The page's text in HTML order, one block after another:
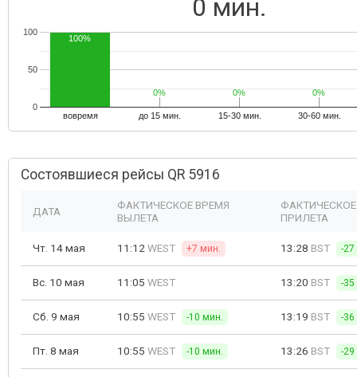
0 мин.
вовремя до 15 мин. 15-30 мин. 30-60 мин.
0
50
100
100%
0%
0% 0%
0% 0%
0%
Состоявшиеся рейсы QR 5916
ДАТА
ФАКТИЧЕСКОЕ ВРЕМЯ
ВЫЛЕТА
ПРИЛЕТА
Чт. 14 мая 11:12 WEST +7 мин. 13:28 BST -
Вс. 10 мая 11:05 WEST 13:20 BST -
Сб. 9 мая 10:55 WEST -10 мин. 13:19 BST -
Пт. 8 мая 10:55 WEST -10 мин. 13:26 BST -